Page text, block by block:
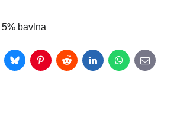
bavlna
BlueskyPinterestRedditLinkedInWhatsApp
E-
mail